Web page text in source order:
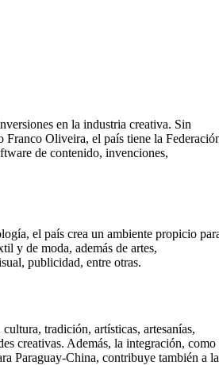
en la industria creativa. Sin
Franco Oliveira, el país tiene la
de contenido, invenciones,
el país crea un ambiente propicio
y de moda, además de artes,
publicidad, entre otras.
tradición, artísticas, artesanías,
creativas. Además, la integración, como
Paraguay-China, contribuye también a la